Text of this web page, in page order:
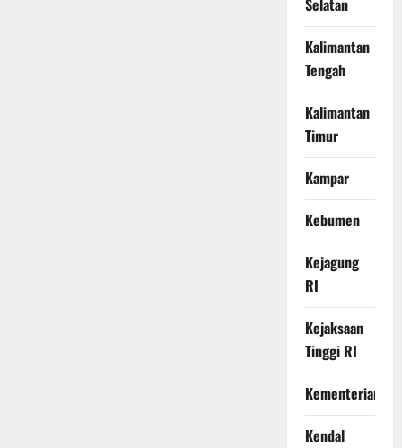
Selatan
Kalimantan
Tengah
Kalimantan
Timur
Kampar
Kebumen
Kejagung
RI
Kejaksaan
Tinggi RI
Kementerian
Kendal